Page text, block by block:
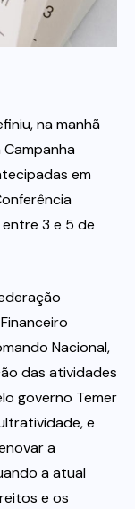
na manhã
em
3 e 5 de
Nacional,
das atividades
governo Temer
e
a
a atual
e os